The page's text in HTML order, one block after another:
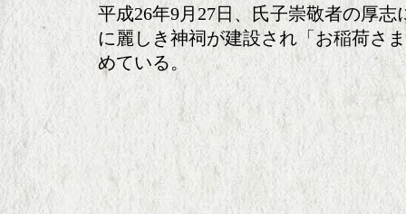
平成26年9月27日、氏子崇敬者の厚志
に麗しき神祠が建設され「お稲荷さ
めている。